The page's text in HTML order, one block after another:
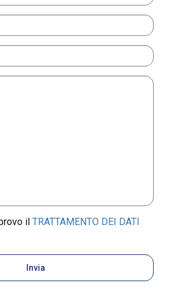
il TRATTAMENTO DEI DATI